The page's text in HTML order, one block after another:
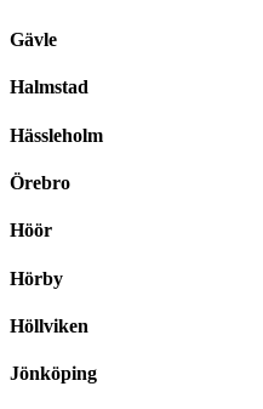
Gävle
Halmstad
Hässleholm
Örebro
Höör
Hörby
Höllviken
Jönköping